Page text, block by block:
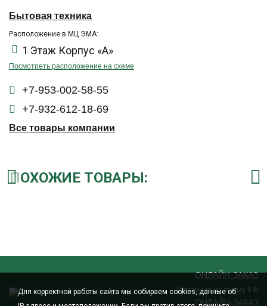
Бытовая техника
Расположение в МЦ ЭМА:
1 Этаж Корпус «А»
Посмотреть расположение на схеме
+7-953-002-58-55
+7-932-612-18-69
Все товары компании
ПОХОЖИЕ ТОВАРЫ:
ОНЛАЙН-ЗАКАЗ
0позиций на сумму 0 ₽
ОНЛАЙН-ЗАКАЗ
Для корректной работы сайта мы собираем cookies, данные об